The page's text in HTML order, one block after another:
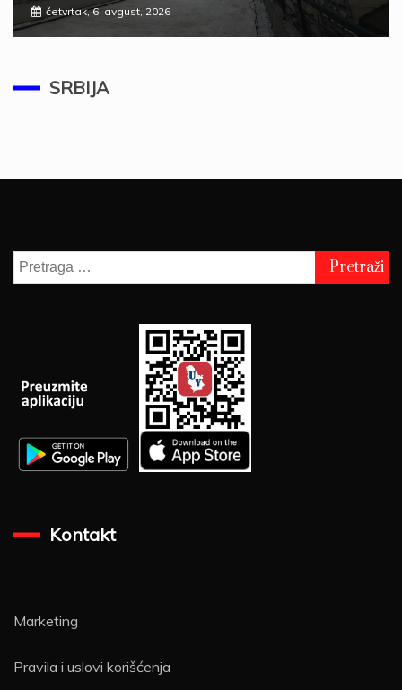
četvrtak, 6. avgust, 2026
SRBIJA
SRBIJA
četvrtak, 6. avgust, 2026
Pretraga
za:
Kontakt
Marketing
Pravila i uslovi korišćenja